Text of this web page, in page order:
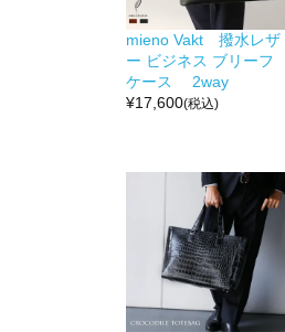
mieno Vakt 撥水レザ
ー ビジネス ブリーフ
ケース 2way
¥17,600(税込)